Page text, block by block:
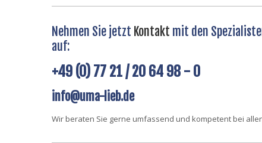
Nehmen Sie jetzt Kontakt mit den
auf:
+49 (0) 77 21 / 20 64 98 - 0
info@uma-lieb.de
Wir beraten Sie gerne umfassend und kompetent bei